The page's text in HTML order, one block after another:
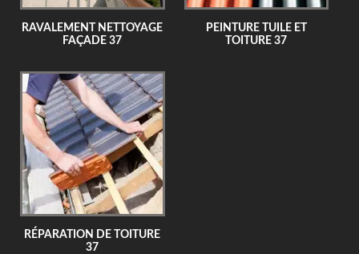
RAVALEMENT NETTOYAGE
FAÇADE 37
PEINTURE TUILE ET
TOITURE 37
RÉPARATION DE TOITURE
37